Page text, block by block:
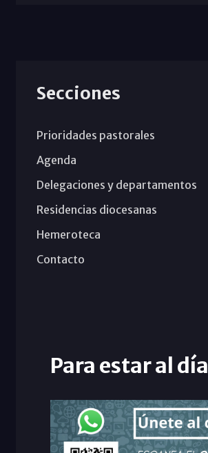
Secciones
Prioridades pastorales
Agenda
Delegaciones y departamentos
Residencias diocesanas
Hemeroteca
Contacto
Para estar al día